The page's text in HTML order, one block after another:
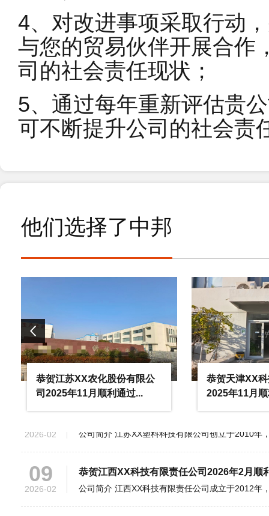
4、对改进事项采取行动
与您的贸易伙伴开展合作
司的社会责任现状；
5、通过每年重新评估贵
可不断提升公司的社会责
他们选择了中邦
恭贺江苏XX农化股份有限公
司2025年11月顺利通过...
恭贺天津XX
2025年11月
19 恭贺浙江XX纺织科技有限公司2026年3月顺
16 恭贺张家港市XX纺织有限公司2026年3月顺
03
2026-03
恭贺五莲XX制衣有限公司2026年3月顺利通
26
2026-02
恭贺江苏XX塑料科技有限公司2026年2月顺
09
20